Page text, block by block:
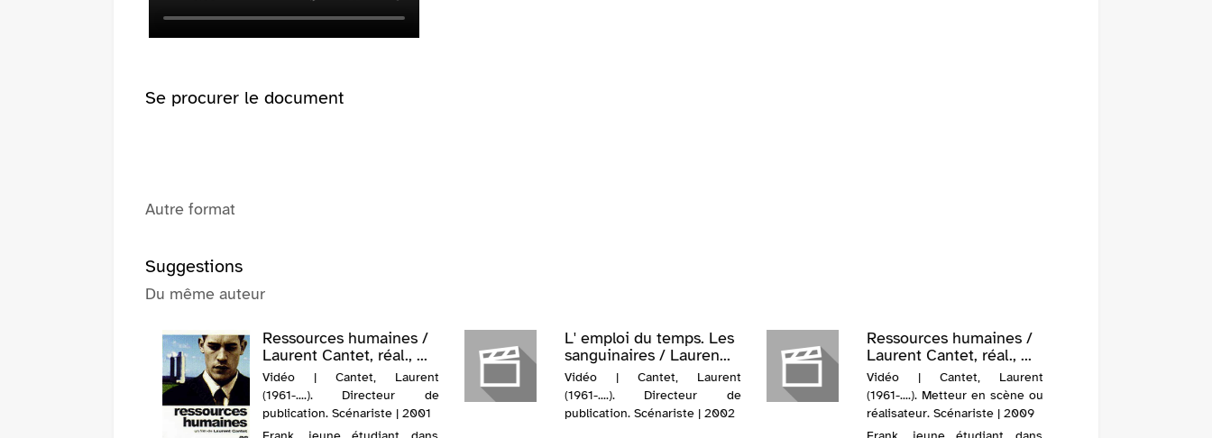
Se procurer le document
Autre format
Suggestions
Du même auteur
L' emploi du temps. Les
sanguinaires / Lauren...
Vidéo | Cantet, Laurent
(1961-....). Directeur de
publication. Scénariste | 2002
Ressources humaines /
Laurent Cantet, réal., ...
Vidéo | Cantet, Laurent
(1961-....). Metteur en scène ou
réalisateur. Scénariste | 2009
Ressources humaines /
Laurent Cantet, réal., ...
Vidéo | Cantet, Laurent
(1961-....). Directeur de
publication. Scénariste | 2001